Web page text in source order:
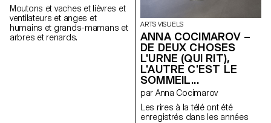
Moutons et vaches et lièvres et
ventilateurs et anges et
humains et grands-mamans et
arbres et renards.
ARTS VISUELS
ANNA COCIMAROV –
DE DEUX CHOSES
L'URNE (QUI RIT),
L'AUTRE C'EST LE
SOMMEIL...
par Anna Cocimarov
Les rires à la télé ont été
enregistrés dans les années